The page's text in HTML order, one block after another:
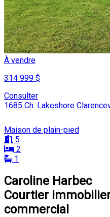
À vendre
314 999 $
Consulter
1685 Ch. Lakeshore
Maison de plain-pied
5
2
1
Caroline Harbec
Courtier
commercial